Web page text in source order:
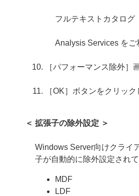
フルテキストカタログ
Analysis Services をご
［パフォーマンス除外］
［OK］ボタンをクリッ
＜ 拡張子の除外設定 ＞
Windows Server向けクライ
子が自動的に除外設定されて
MDF
LDF